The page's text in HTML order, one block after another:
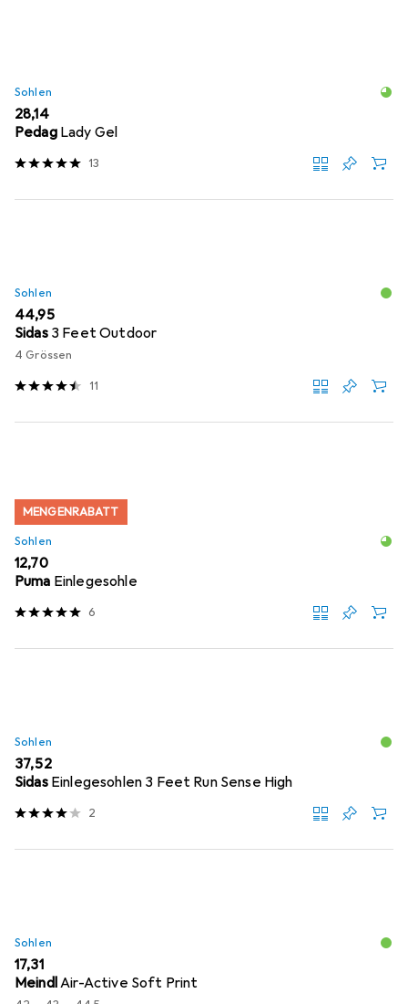
Sohlen
EUR
28,14
Pedag Lady Gel
13
Sohlen
EUR
44,95
Sidas 3 Feet Outdoor
4 Grössen
11
MENGENRABATT
Sohlen
EUR
12,70
Puma Einlegesohle
6
Sohlen
EUR
37,52
Sidas Einlegesohlen 3 Feet Run Sense High
2
Sohlen
EUR
17,31
MeindlAir-Active Soft Print